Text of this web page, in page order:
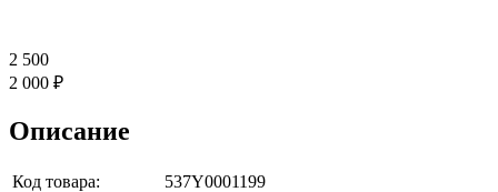
2 500
2 000 ₽
Описание
Код товара:
537Y0001199